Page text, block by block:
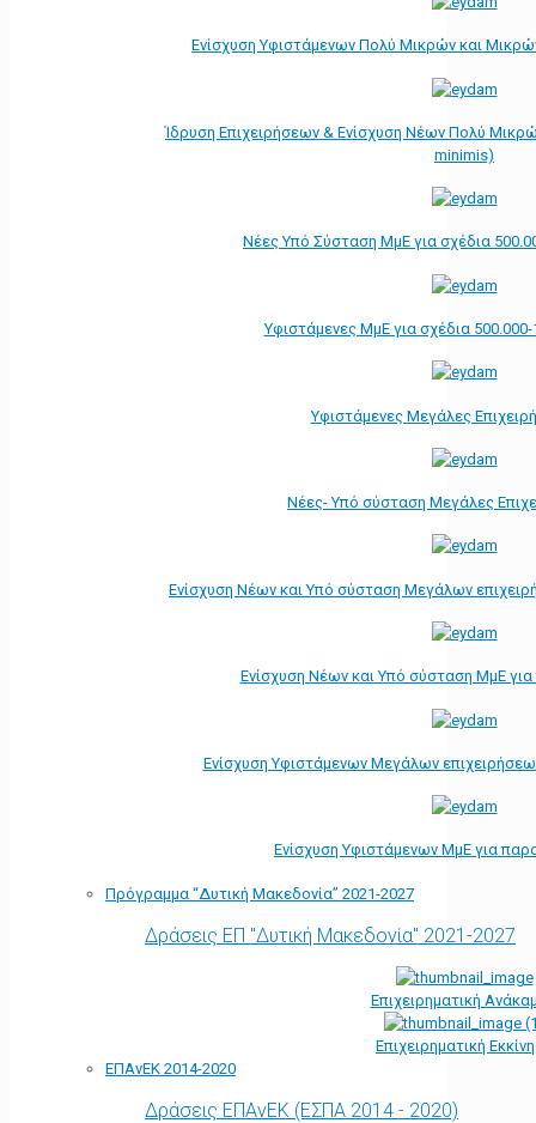
Ενίσχυση Υφιστάμενων Πολύ Μικρών και
Ίδρυση Επιχειρήσεων & Ενίσχυση Νέων Πολύ
minimis)
Νέες Υπό Σύσταση ΜμΕ για σχέδια
Υφιστάμενες ΜμΕ για σχέδια
Υφιστάμενες Μεγάλες
Νέες- Υπό σύσταση Μεγάλες
Ενίσχυση Νέων και Υπό σύσταση Μεγάλων
Ενίσχυση Νέων και Υπό σύσταση ΜμΕ
Ενίσχυση Υφιστάμενων Μεγάλων
Ενίσχυση Υφιστάμενων ΜμΕ για
Πρόγραμμα “Δυτική Μακεδονία” 2021-2027
Δράσεις ΕΠ "Δυτική Μακεδονία" 2021-2027
Επιχειρηματική
Επιχειρηματική
ΕΠΑνΕΚ 2014-2020
Δράσεις ΕΠΑνΕΚ (ΕΣΠΑ 2014 - 2020)